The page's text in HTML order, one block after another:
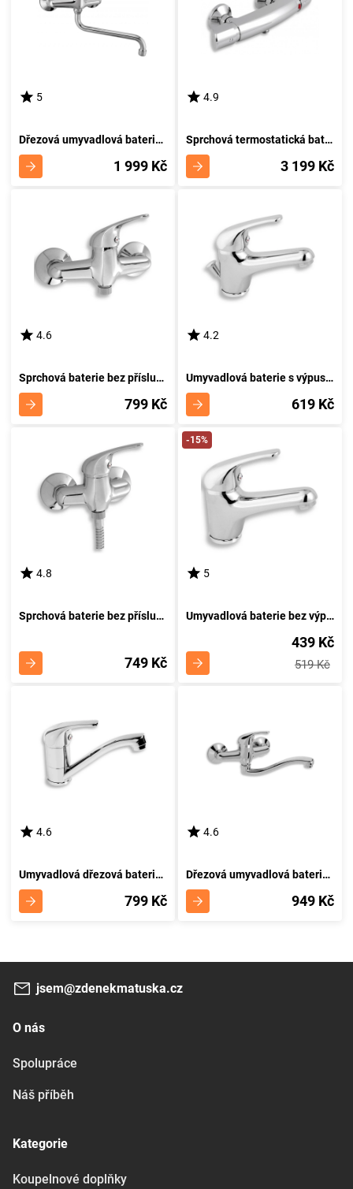
5
Dřezová umyvadlová baterie 150 mm Metalia 55 chrom NOVASERVIS 55070,0
1 999 Kč
4.9
Sprchová termostatická baterie 150 mm Metalia 57 chrom NOVASERVIS 57961/1,0
3 199 Kč
4.6
Sprchová baterie bez příslušenství 150 mm Titania Neon chrom NOVASERVIS 93060/1,0
799 Kč
4.2
Umyvadlová baterie s výpustí Titania Neon chrom NOVASERVIS 93001,0
619 Kč
4.8
Sprchová baterie bez příslušenství 100 mm Titania Neon chrom NOVASERVIS 93064/1,0
749 Kč
-15%
5
Umyvadlová baterie bez výpusti Titania Neon chrom NOVASERVIS 93001/1,0
439 Kč
519 Kč
4.6
Umyvadlová dřezová baterie Titania Neon chrom NOVASERVIS 93096
799 Kč
4.6
Dřezová umyvadlová baterie 150 mm Titania Neon chrom NOVASERVIS 93070,0
949 Kč
jsem@zdenekmatuska.cz
O nás
Spolupráce
Náš příběh
Kategorie
Koupelnové doplňky